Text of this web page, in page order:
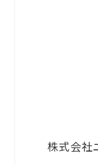
株式会社